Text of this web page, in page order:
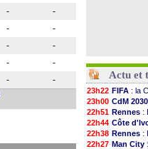
-
-
-
-
-
-
-
-
- - Actu et
23h22 FIFA : la
23h00 CdM 2030
22h51 Rennes :
22h44 Côte
22h38 Rennes :
22h27 Man City